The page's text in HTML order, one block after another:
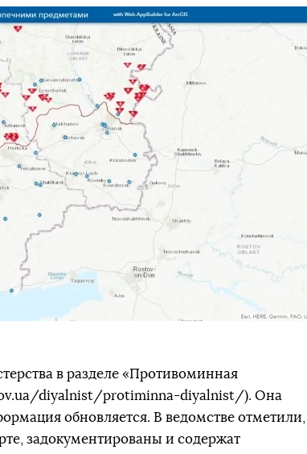
в разделе «Противоминная
diyalnist/protiminna-diyalnist/). Она
обновляется. В ведомстве отметили,
задокументированы и содержат